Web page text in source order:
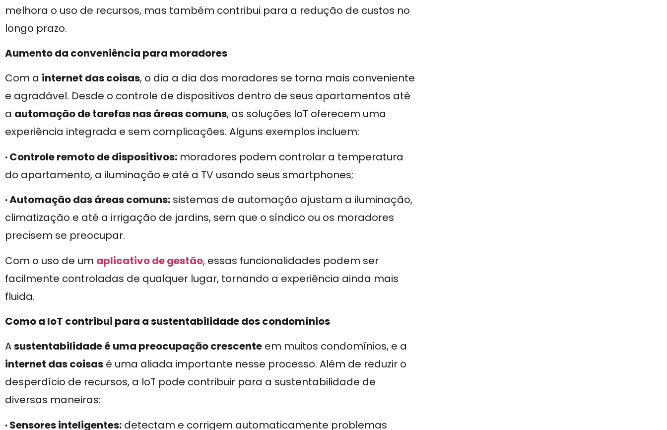
melhora o uso de recursos, mas também contribui para a redução de custos no
longo prazo.
Aumento da conveniência para moradores
Com a internet das coisas, o dia a dia dos moradores se torna mais conveniente
e agradável. Desde o controle de dispositivos dentro de seus apartamentos até
a automação de tarefas nas áreas comuns, as soluções IoT oferecem uma
experiência integrada e sem complicações. Alguns exemplos incluem:
· Controle remoto de dispositivos: moradores podem controlar a temperatura
do apartamento, a iluminação e até a TV usando seus smartphones;
· Automação das áreas comuns: sistemas de automação ajustam a iluminação,
climatização e até a irrigação de jardins, sem que o síndico ou os moradores
precisem se preocupar.
Com o uso de um aplicativo de gestão, essas funcionalidades podem ser
facilmente controladas de qualquer lugar, tornando a experiência ainda mais
fluida.
Como a IoT contribui para a sustentabilidade dos condomínios
Asustentabilidade é uma preocupação crescente em muitos condomínios, e a
internet das coisas é uma aliada importante nesse processo. Além de reduzir o
desperdício de recursos, a IoT pode contribuir para a sustentabilidade de
diversas maneiras:
· Sensores inteligentes: detectam e corrigem automaticamente problemas